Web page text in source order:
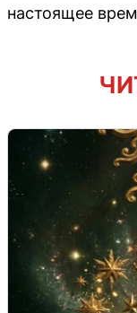
настоящее